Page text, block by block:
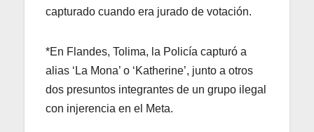
capturado cuando era jurado de votación.
*En Flandes, Tolima, la Policía capturó a
alias ‘La Mona’ o ‘Katherine’, junto a otros
dos presuntos integrantes de un grupo ilegal
con injerencia en el Meta.